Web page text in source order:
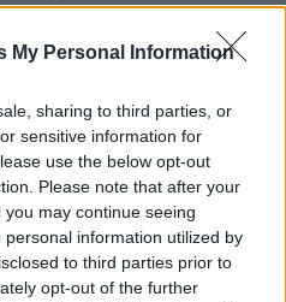
My Personal Information
sharing to third parties, or
sensitive information for
use the below opt-out
Please note that after your
may continue seeing
information utilized by
to third parties prior to
opt-out of the further
relation simplifiée.
qu’elle assure se fait de
sa connaissancedes
proposition pour une
réseau de proximité
travers les délégués
desagents présents sur le